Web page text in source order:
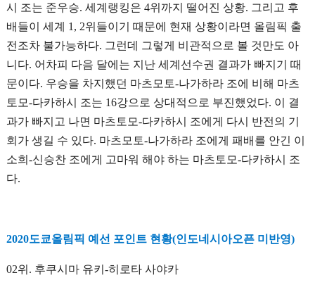
시 조는 준우승. 세계랭킹은 4위까지 떨어진 상황. 그리고 후
배들이 세계 1, 2위들이기 때문에 현재 상황이라면 올림픽 출
전조차 불가능하다. 그런데 그렇게 비관적으로 볼 것만도 아
니다. 어차피 다음 달에는 지난 세계선수권 결과가 빠지기 때
문이다. 우승을 차지했던 마츠모토-나가하라 조에 비해 마츠
토모-다카하시 조는 16강으로 상대적으로 부진했었다. 이 결
과가 빠지고 나면 마츠토모-다카하시 조에게 다시 반전의 기
회가 생길 수 있다. 마츠모토-나가하라 조에게 패배를 안긴 이
소희-신승찬 조에게 고마워 해야 하는 마츠토모-다카하시 조
다.
2020도쿄올림픽 예선 포인트 현황(인도네시아오픈 미반영)
02위. 후쿠시마 유키-히로타 사야카